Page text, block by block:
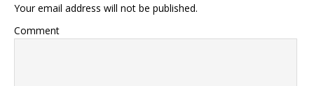
Your email address will not be published.
Comment